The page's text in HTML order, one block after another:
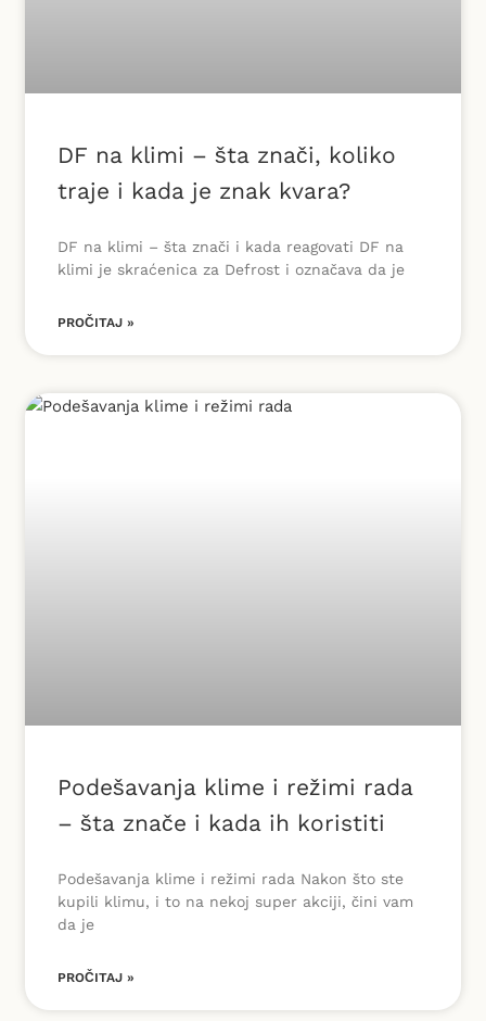
DF na klimi – šta znači, koliko
traje i kada je znak kvara?
DF na klimi – šta znači i kada reagovati DF na
klimi je skraćenica za Defrost i označava da je
PROČITAJ »
Podešavanja klime i režimi rada
– šta znače i kada ih koristiti
Podešavanja klime i režimi rada Nakon što ste
kupili klimu, i to na nekoj super akciji, čini vam
da je
PROČITAJ »